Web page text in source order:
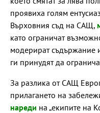
проявиха голям
Върховния съд на САЩ,
като ограничат
модерират съдържание
ги принудят да
За разлика от САЩ
прилагането на
нареди на „екипите на